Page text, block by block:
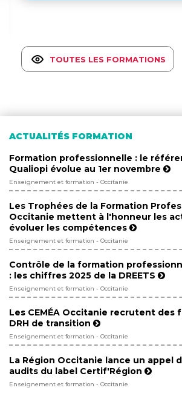
TOUTES LES FORMATIONS
ACTUALITÉS FORMATION
Formation professionnelle : le
Qualiopi évolue au 1er novembre
Enseignement et formation - Occitanie
Les Trophées de la Formation
Occitanie mettent à l'honneur les
évoluer les compétences
Enseignement et formation - Occitanie
Contrôle de la formation
: les chiffres 2025 de la DREETS
Enseignement et formation - Occitanie
Les CEMÉA Occitanie recrutent des
DRH de transition
Enseignement et formation - Occitanie
La Région Occitanie lance un appel
audits du label Certif'Région
Enseignement et formation - Occitanie